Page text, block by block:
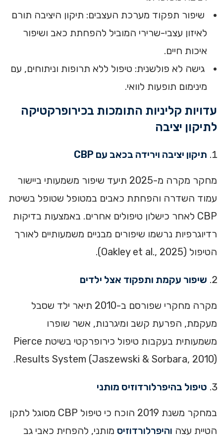
שיפור תפקוד מערכת העצבים: תיקון היציבה תורם
לאיזון עצבי-שרירי המוביל להפחתת כאב ושיפור
איכות חיים.
גישה לא פולשנית: טיפול ללא תרופות וניתוחים, עם
מינימום תופעות לוואי.
עדויות קליניות התומכות בכירופרקטיקה
לתיקון יציבה
תיקון יציבה וירידה בכאב עם CBP
מחקר מקרה מ-2025 תיעד שיפור משמעותי ביישור
עמוד השדרה והפחתת כאבים במטופל שטופל בשיטת
CBP לאחר כישלון טיפולים אחרים. באמצעות בדיקות
רדיוגרפיות נרשמו שיפורים מבניים משמעותיים לאורך
הטיפול (Oakley et al., 2025).
שיפור עקמת ותפקוד אצל ילדים
מקרה מחקרי שפורסם ב-2010 תיאר ילד שסבל
מעקמת, הפרעת קשב ומיגרנות, אשר שופרו
משמעותית בעקבות טיפול כירופרקטי בשיטת Pierce
Results System (Jaszewski & Sorbara, 2010).
טיפול בהיפרלורדוזיס מותני
במחקר משנת 2019 הוכח כי טיפול CBP מסוגל לתקן
הטיית עצה והיפרלורדוזיס מותני, להפחית כאבי גב